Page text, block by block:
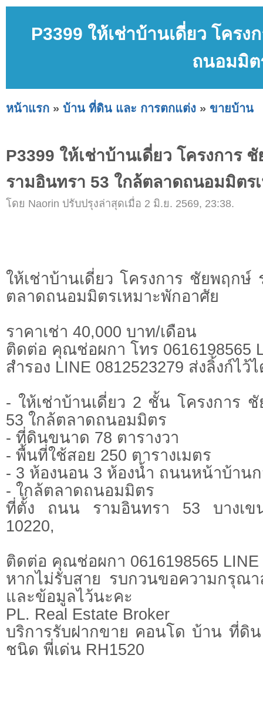
P3399 ให้เช่าบ้านเดี่ยว โคร
ถนอมมิต
หน้าแรก » บ้าน ที่ดิน และ การตกแต่ง » ขายบ้าน
P3399 ให้เช่าบ้านเดี่ยว โครงการ
รามอินทรา 53 ใกล้ตลาดถนอมมิตร
โดย Naorin ปรับปรุงล่าสุดเมื่อ 2 มิ.ย. 2569, 23:38.
ให้เช่าบ้านเดี่ยว โครงการ ชัยพฤกษ์
ตลาดถนอมมิตรเหมาะพักอาศัย
ราคาเช่า 40,000 บาท/เดือน
ติดต่อ คุณช่อผกา โทร 0616198565
สำรอง LINE 0812523279 ส่งลิ้งก์ไว้ไ
- ให้เช่าบ้านเดี่ยว 2 ชั้น โครงการ
53 ใกล้ตลาดถนอมมิตร
- ที่ดินขนาด 78 ตารางวา
- พื้นที่ใช้สอย 250 ตารางเมตร
- 3 ห้องนอน 3 ห้องน้ำ ถนนหน้าบ้านก
- ใกล้ตลาดถนอมมิตร
ที่ตั้ง ถนน รามอินทรา 53 บางเข
10220,
ติดต่อ คุณช่อผกา 0616198565 LINE
หากไม่รับสาย รบกวนขอความกรุณ
และข้อมูลไว้นะคะ
PL. Real Estate Broker
บริการรับฝากขาย คอนโด บ้าน ที่ดิ
ชนิด พี่เด่น RH1520